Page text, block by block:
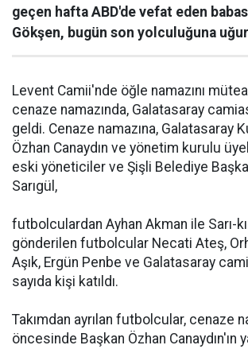
geçen hafta ABD'de vefat eden
Gökşen, bugün son yolculuğuna
Levent Camii'nde öğle namazını
cenaze namazında, Galatasaray
geldi. Cenaze namazına, Galatasaray
Özhan Canaydın ve yönetim kurulu
eski yöneticiler ve Şişli Belediye
Sarıgül,
futbolculardan Ayhan Akman ile Sarı-
gönderilen futbolcular Necati Ateş,
Aşık, Ergün Penbe ve Galatasaray
sayıda kişi katıldı.
Takımdan ayrılan futbolcular, cenaze
öncesinde Başkan Özhan Canaydın'ın